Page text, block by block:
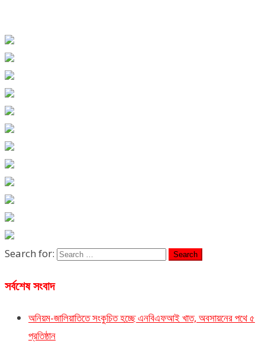
Search for:
সর্বশেষ সংবাদ
অনিয়ম-জালিয়াতিতে সংকুচিত হচ্ছে এনবিএফআই খাত, অবসায়নের পথে ৫
প্রতিষ্ঠান